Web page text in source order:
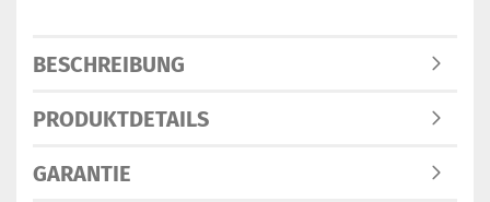
BESCHREIBUNG
PRODUKTDETAILS
GARANTIE